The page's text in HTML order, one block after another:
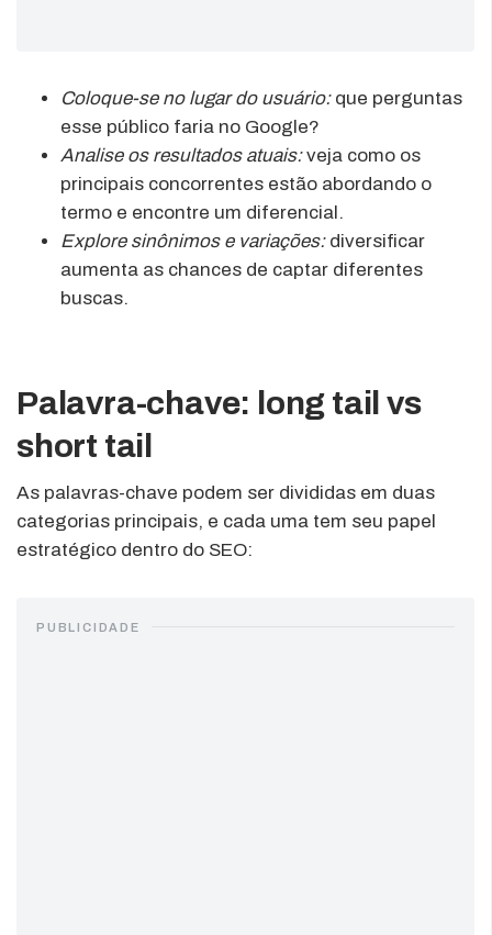
Coloque-se no lugar do usuário:que perguntas
esse público faria no Google?
Analise os resultados atuais:veja como os
principais concorrentes estão abordando o
termo e encontre um diferencial.
Explore sinônimos e variações:diversificar
aumenta as chances de captar diferentes
buscas.
Palavra-chave: long tail vs
short tail
As palavras-chave podem ser divididas em duas
categorias principais, e cada uma tem seu papel
estratégico dentro do SEO:
PUBLICIDADE